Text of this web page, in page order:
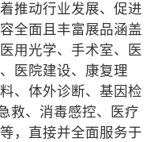
推动行业发展、促进
全面且丰富展品涵盖
用光学、手术室、医
医院建设、康复理
、体外诊断、基因检
救、消毒感控、医疗
，直接并全面服务于